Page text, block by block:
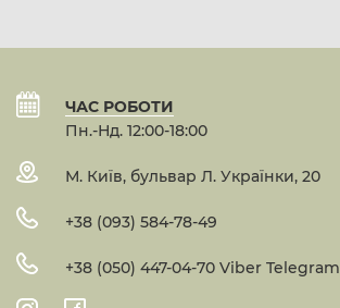
ЧАС РОБОТИ
Пн.-Нд. 12:00-18:00
М. Київ, бульвар Л. Українки, 20
+38 (093) 584-78-49
+38 (050) 447-04-70 Viber Telegram